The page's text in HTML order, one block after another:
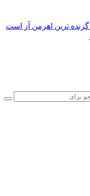
گزنده ترین اهرمن آز است